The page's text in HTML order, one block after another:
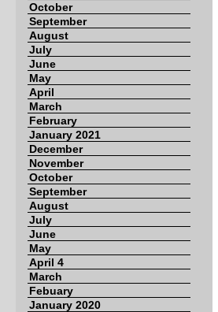
October
September
August
July
June
May
April
March
February
January 2021
December
November
October
September
August
July
June
May
April 4
March
Febuary
January 2020